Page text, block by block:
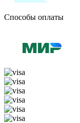
Способы оплаты